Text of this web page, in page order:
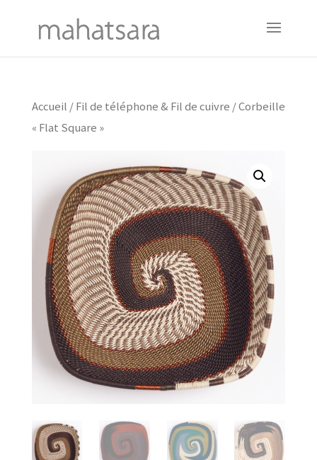
Accueil /Fil de téléphone & Fil de cuivre / Corbeille
« Flat Square »